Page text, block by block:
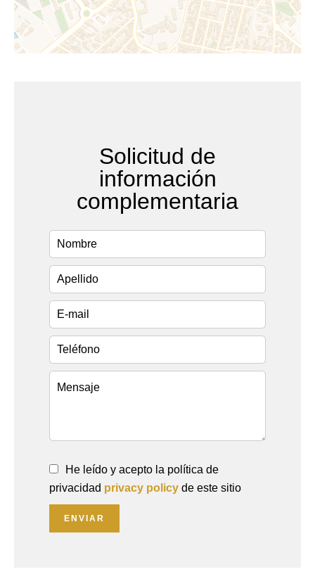
Solicitud de
información
complementaria
He leído y acepto la política de
privacidad privacy policy de este sitio
ENVIAR